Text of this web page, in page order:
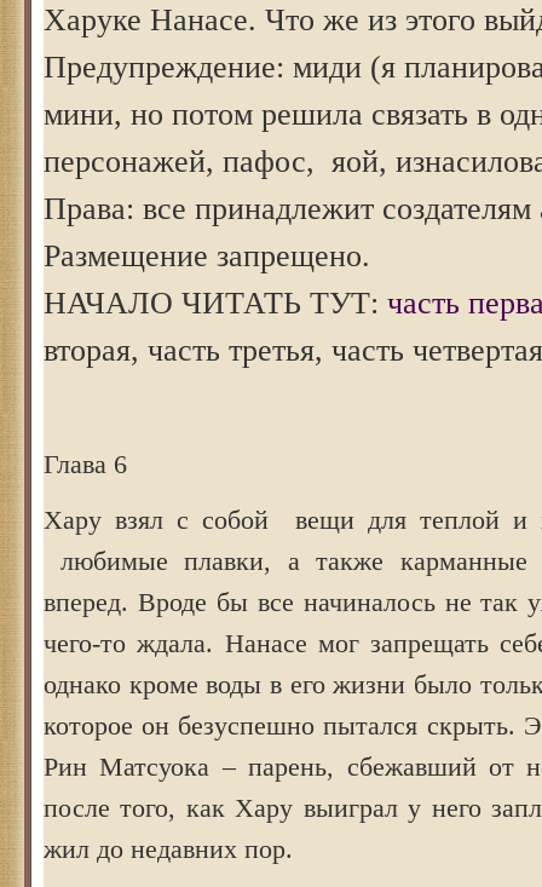
Харуке Нанасе. Что же из этого
Предупреждение: миди (я
мини, но потом решила связать в
персонажей, пафос, яой,
Права: все принадлежит
Размещение запрещено.
НАЧАЛО ЧИТАТЬ ТУТ: часть
вторая, часть третья, часть
Глава 6
Хару взял с собой вещи для теплой и
любимые плавки, а также карманные
вперед. Вроде бы все начиналось не
чего-то ждала. Нанасе мог запрещать
однако кроме воды в его жизни было
которое он безуспешно пытался скрыть.
Рин Матсуока – парень, сбежавший от
после того, как Хару выиграл у него
жил до недавних пор.